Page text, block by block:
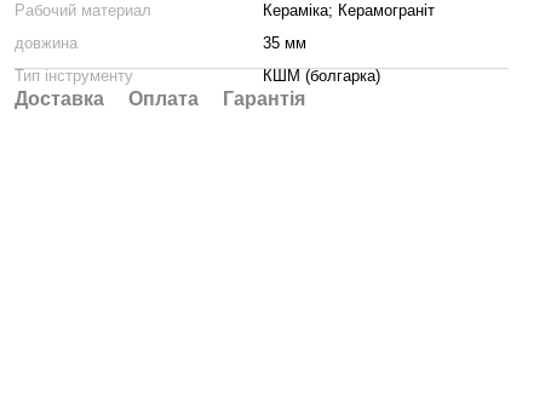
Рабочий материал
Кераміка; Керамограніт
довжина
35 мм
Тип інструменту
КШМ (болгарка)
Доставка Оплата Гарантія